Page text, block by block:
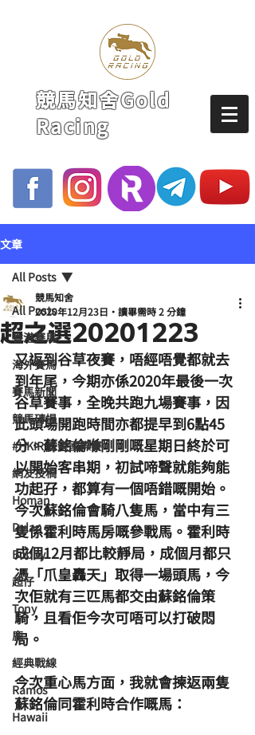
競馬知舍Gold
Racing
文章
All Posts
香港賽馬
海外賽馬
賽馬新聞
競馬磚提
#HKIR 香港國際賽
網友投稿
Homan
Dylan
Bobby
超仔
Tony
鹿
經典戰線
Ramos
Hawaii
All Posts
超之選20201223
競馬知舍
2020年12月23日
讀畢需時 2 分鐘
又返到谷草夜賽，唔經唔覺都就去
到年尾，今期亦係2020年最後一次
谷草賽事，全晚共跑九場賽事，因
此頭場開跑時間亦都提早到6點45
分。蘇銘倫喺剛剛嘅星期日終於可
以開始客串期，初試啼聲就能夠能
功起孖，都算有一個唔錯嘅開始。
今次蘇銘倫會騎八隻馬，當中有三
隻係霍利時馬房嘅參戰馬。霍利時
成個12月都比較靜局，成個月都只
憑「爪皇轟天」取得一場頭馬，今
次佢就有三匹馬都交由蘇銘倫策
騎，且看佢今次可唔可以打破悶
局。
今次重心馬方面，我就會揀返兩隻
蘇銘倫同霍利時合作嘅馬：